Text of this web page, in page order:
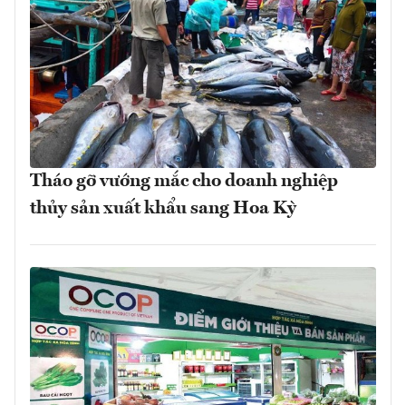
Tháo gỡ vướng mắc cho doanh nghiệp
thủy sản xuất khẩu sang Hoa Kỳ